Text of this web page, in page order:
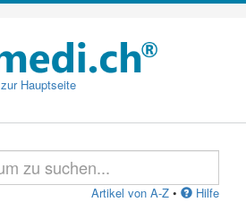
zur Hauptseite
Artikel von A-Z • Hilfe